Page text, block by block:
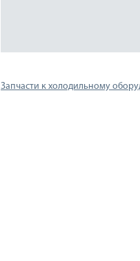
Запчасти к холодильному